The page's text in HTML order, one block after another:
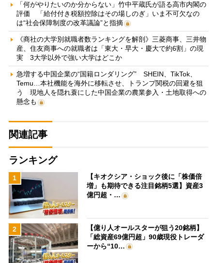
「何がやりたいのか分からない」竹中平蔵氏が語る高市内閣の
評価 「給付付き税額控除はその場しのぎ」いま不可欠なの
は“社会保障制度の改革議論”と指摘
《商社の大学別就職者数ランキングを解剖》三菱商事、三井物
産、住友商事への就職者は「東大・早大・慶大で約6割」の現
実 3大学以外で強い大学はどこか
急増する中国企業の“国籍ロンダリング” SHEIN、TikTok、
Temu…本社機能を海外に移転させ、トランプ関税の回避を狙
う 現地人を隠れ蓑にした中国企業の農業参入・土地取得への
懸念も
関連記事
ランキング
1
【キオクシア・ショック後に「株価倍
増」も期待できる注目銘柄5選】資産3
億円超・…
2
【億り人オールスターが狙う20銘柄】
「総資産69億円超」90歳現役トレーダ
ーから“10…